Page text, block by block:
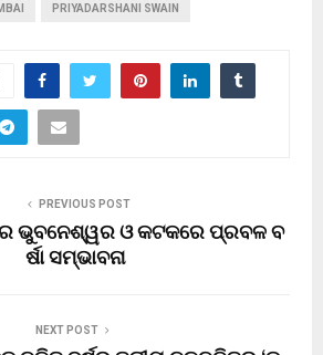
PRIYADARSHANI SWAIN
PREVIOUS POST
ଭୁବନେଶ୍ୱର ଓ କଟକରେ ପ୍ରବଳ ବ
ର୍ଷା ସମ୍ଭାବନା
NEXT POST